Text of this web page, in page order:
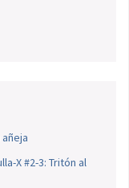
X #2-3: Tritón al